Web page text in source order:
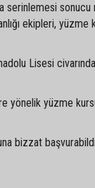
serinlemesi
ekipleri,
Lisesi
yönelik yüzme
bizzat